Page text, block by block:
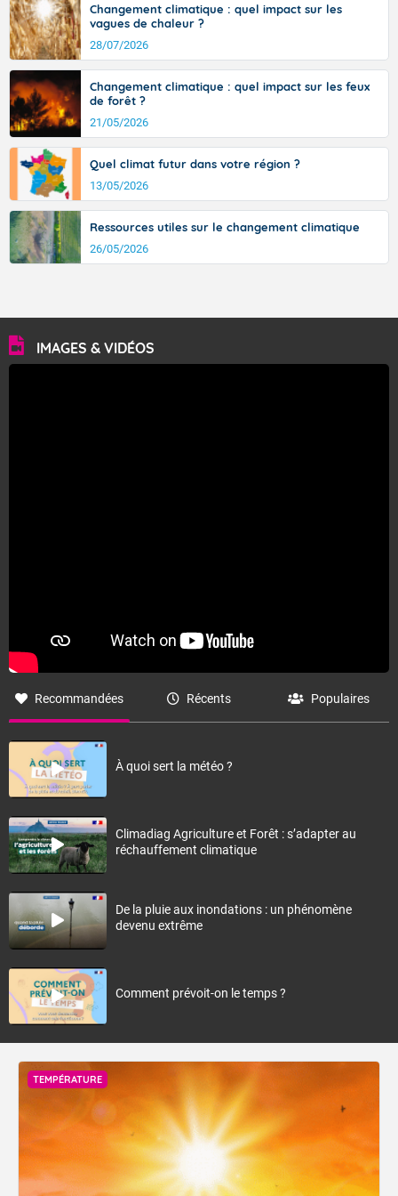
Changement climatique : quel impact sur les
vagues de chaleur ?
28/07/2026
Changement climatique : quel impact sur les feux
de forêt ?
21/05/2026
Quel climat futur dans votre région ?
13/05/2026
Ressources utiles sur le changement climatique
26/05/2026
IMAGES & VIDÉOS
Recommandées Récents Populaires
À quoi sert la météo ?
Climadiag Agriculture et Forêt : s’adapter au
réchauffement climatique
De la pluie aux inondations : un phénomène
devenu extrême
Comment prévoit-on le temps ?
TEMPÉRATURE